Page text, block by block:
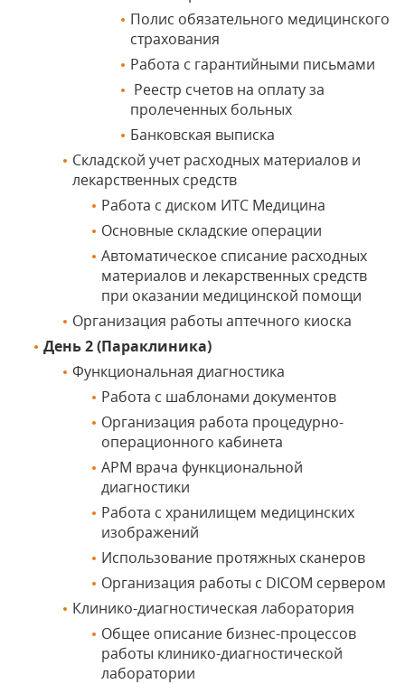
Полис обязательного медицинского
страхования
Работа с гарантийными письмами
Реестр счетов на оплату за
пролеченных больных
Банковская выписка
Складской учет расходных материалов и
лекарственных средств
Работа с диском ИТС Медицина
Основные складские операции
Автоматическое списание расходных
материалов и лекарственных средств
при оказании медицинской помощи
Организация работы аптечного киоска
День 2 (Параклиника)
Функциональная диагностика
Работа с шаблонами документов
Организация работа процедурно-
операционного кабинета
АРМ врача функциональной
диагностики
Работа с хранилищем медицинских
изображений
Использование протяжных сканеров
Организация работы с DICOM сервером
Клинико-диагностическая лаборатория
Общее описание бизнес-процессов
работы клинико-диагностической
лаборатории